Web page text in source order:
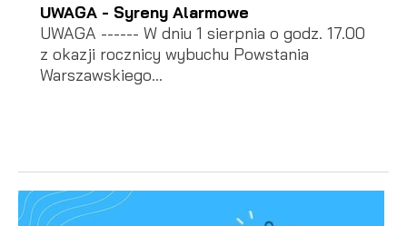
UWAGA - Syreny Alarmowe
UWAGA ------ W dniu 1 sierpnia o godz. 17.00
z okazji rocznicy wybuchu Powstania
Warszawskiego...